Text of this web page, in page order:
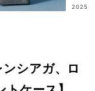
】最
ニマ
2025
ンシアガ、ロ